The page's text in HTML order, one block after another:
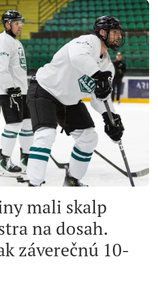
mali skalp
na dosah.
záverečnú 10-